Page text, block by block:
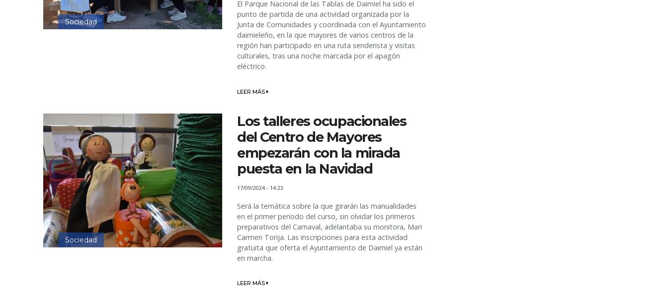
Sociedad
El Parque Nacional de las Tablas de Daimiel ha sido el
punto de partida de una actividad organizada por la
Junta de Comunidades y coordinada con el Ayuntamiento
daimieleño, en la que mayores de varios centros de la
región han participado en una ruta senderista y visitas
culturales, tras una noche marcada por el apagón
eléctrico.
LEER MÁS
Sociedad
Los talleres ocupacionales
del Centro de Mayores
empezarán con la mirada
puesta en la Navidad
17/09/2024 - 14:23
Será la temática sobre la que girarán las manualidades
en el primer periodo del curso, sin olvidar los primeros
preparativos del Carnaval, adelantaba su monitora, Mari
Carmen Torija. Las inscripciones para esta actividad
gratuita que oferta el Ayuntamiento de Daimiel ya están
en marcha.
LEER MÁS